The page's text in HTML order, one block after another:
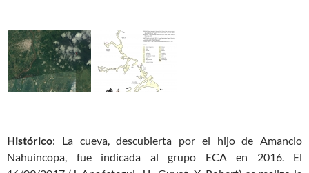
Histórico: La cueva, descubierta por el hijo de Amancio
Nahuincopa, fue indicada al grupo ECA en 2016. El